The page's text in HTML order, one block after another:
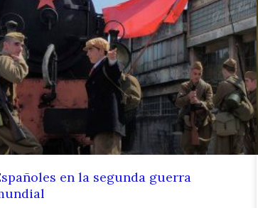
en la segunda guerra